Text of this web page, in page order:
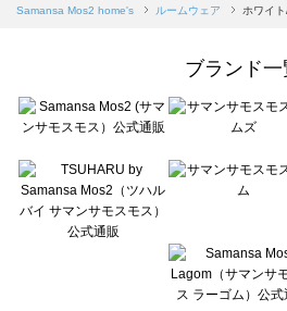
Samansa Mos2 blue（サマンサモスモス ブルー）
sō4ū（ソウフォーユー）のルームウェア一覧
Te chichi（テチチ）のルームウェア一覧
Te chichi CLASSIC（テチチ クラシック）のルーム
Lugnoncure（ルノンキュール）のルームウェア一
BETTY'S BLUE（べティーズブルー）のルームウ
Wpc.（ワールドパーティー）のルームウェア一覧
Samansa Mos2 home's ルームウェア ホワイ
ブランド一